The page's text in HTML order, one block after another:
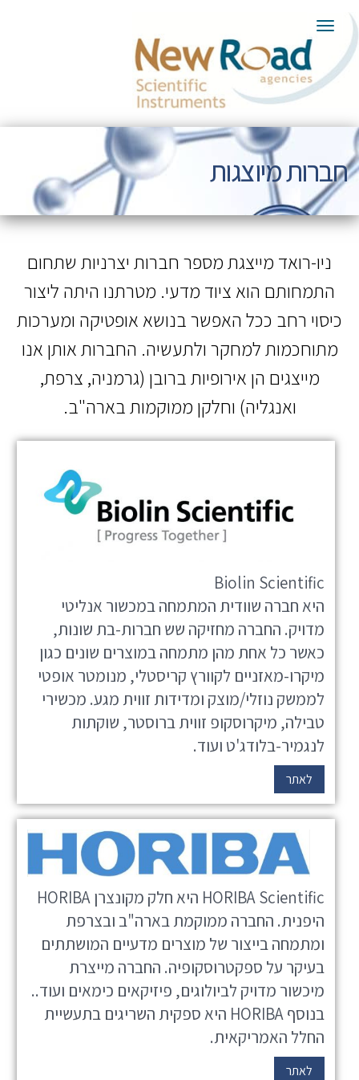
תפריט
חברות מיוצגות
ניו-רואד מייצגת מספר חברות יצרניות שתחום
התמחותם הוא ציוד מדעי. מטרתנו היתה ליצור
כיסוי רחב ככל האפשר בנושא אופטיקה ומערכות
מתוחכמות למחקר ולתעשיה. החברות אותן אנו
מייצגים הן אירופיות ברובן (גרמניה, צרפת,
ואנגליה) וחלקן ממוקמות בארה"ב.
Biolin Scientific
היא חברה שוודית המתמחה במכשור אנליטי
מדויק. החברה מחזיקה שש חברות-בת שונות,
כאשר כל אחת מהן מתמחה במוצרים שונים כגון
מיקרו-מאזניים לקוורץ קריסטלי, מנומטר אופטי
לממשק נוזלי/מוצק ומדידות זווית מגע. מכשירי
טבילה, מיקרוסקופ זווית ברוסטר, שוקתות
לנגמיר-בלודג'ט ועוד.
לאתר
HORIBA Scientific היא חלק מקונצרן HORIBA
היפנית. החברה ממוקמת בארה"ב ובצרפת
ומתמחה בייצור של מוצרים מדעיים המושתתים
בעיקר על ספקטרוסקופיה. החברה מייצרת
מיכשור מדויק לביולוגים, פיזיקאים כימאים ועוד..
בנוסף HORIBA היא ספקית השריגים בתעשיית
החלל האמריקאית.
לאתר